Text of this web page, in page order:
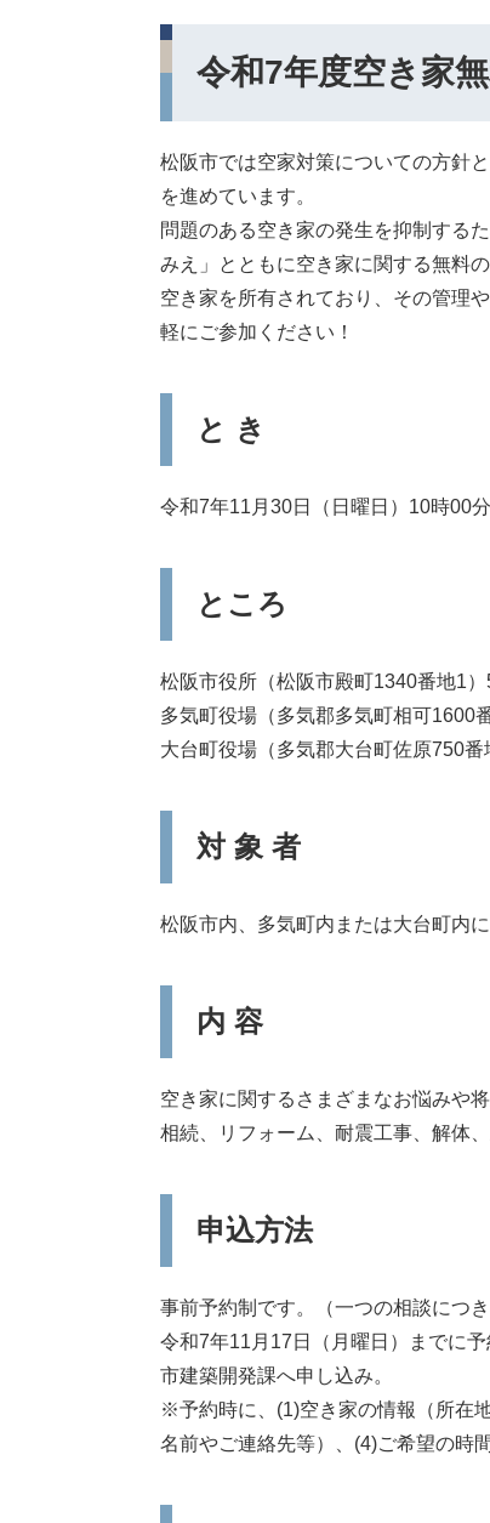
令和7年度空き家
松阪市では空家対策についての方針
を進めています。
問題のある空き家の発生を抑制する
みえ」とともに空き家に関する無料
空き家を所有されており、その管理
軽にご参加ください！
と き
令和7年11月30日（日曜日）10時00
ところ
松阪市役所（松阪市殿町1340番地1）
多気町役場（多気郡多気町相可1600
大台町役場（多気郡大台町佐原750番
対 象 者
松阪市内、多気町内または大台町内
内 容
空き家に関するさまざまなお悩みや
相続、リフォーム、耐震工事、解体
申込方法
事前予約制です。（一つの相談につき
令和7年11月17日（月曜日）までに
市建築開発課へ申し込み。
※予約時に、(1)空き家の情報（所在
名前やご連絡先等）、(4)ご希望の時